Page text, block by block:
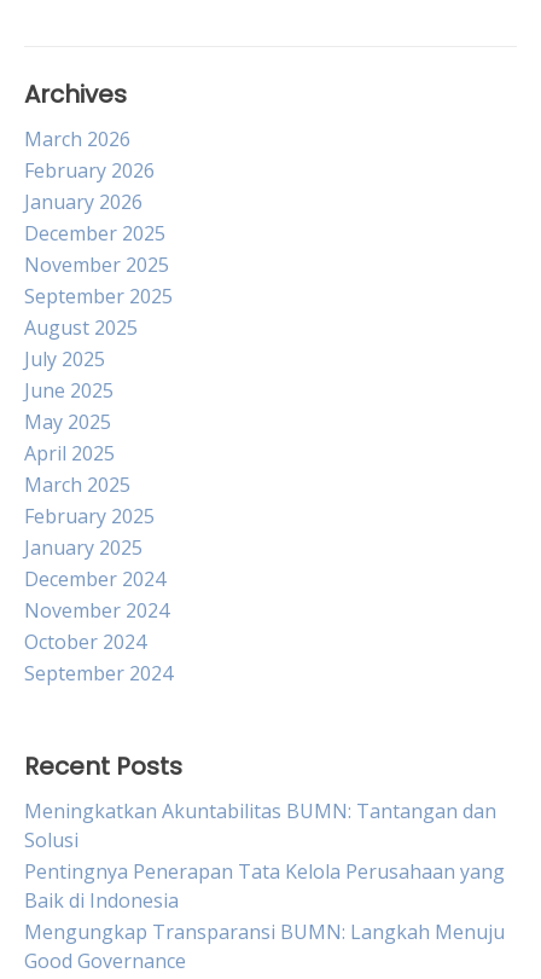
Archives
March 2026
February 2026
January 2026
December 2025
November 2025
September 2025
August 2025
July 2025
June 2025
May 2025
April 2025
March 2025
February 2025
January 2025
December 2024
November 2024
October 2024
September 2024
Recent Posts
Meningkatkan Akuntabilitas BUMN: Tantangan dan
Solusi
Pentingnya Penerapan Tata Kelola Perusahaan yang
Baik di Indonesia
Mengungkap Transparansi BUMN: Langkah Menuju
Good Governance